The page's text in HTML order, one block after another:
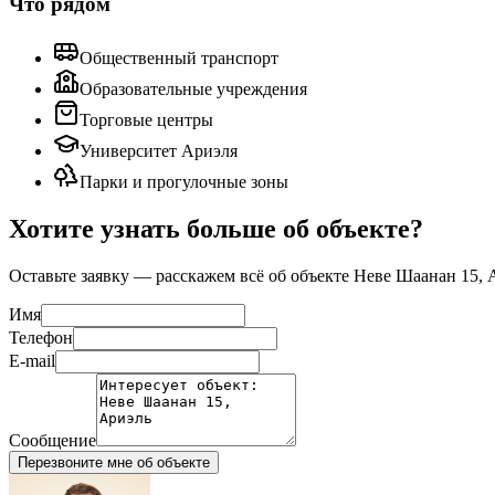
Общественный транспорт
Образовательные учреждения
Торговые центры
Университет Ариэля
Парки и прогулочные зоны
Хотите узнать больше об объекте?
Оставьте заявку — расскажем всё об объекте Неве Шаанан 15,
Имя
Телефон
E-mail
Сообщение
Перезвоните мне об объекте